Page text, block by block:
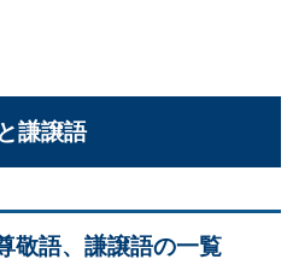
謙譲語
敬語、謙譲語の一覧